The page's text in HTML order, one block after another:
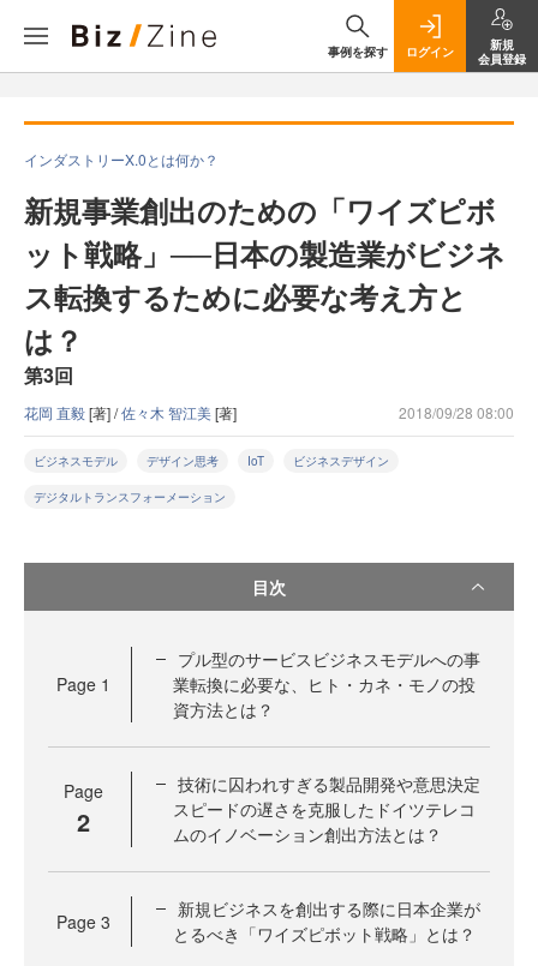
事例を探す ログイン
新規
会員登録
インダストリーX.0とは何か？
新規事業創出のための「ワイズピボ
ット戦略」──日本の製造業がビジネ
ス転換するために必要な考え方と
は？
第3回
花岡 直毅[著] /佐々木 智江美[著] 2018/09/28 08:00
ビジネスモデル デザイン思考 IoT ビジネスデザイン
デジタルトランスフォーメーション
目次
Page 1
プル型のサービスビジネスモデルへの事
業転換に必要な、ヒト・カネ・モノの投
資方法とは？
Page
2
技術に囚われすぎる製品開発や意思決定
スピードの遅さを克服したドイツテレコ
ムのイノベーション創出方法とは？
Page 3
新規ビジネスを創出する際に日本企業が
とるべき「ワイズピボット戦略」とは？